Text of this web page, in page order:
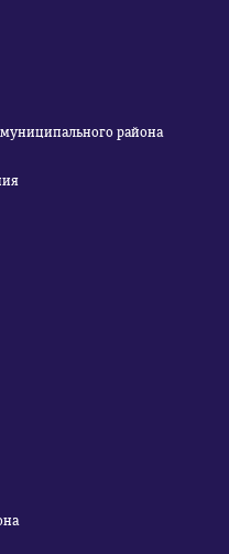
района